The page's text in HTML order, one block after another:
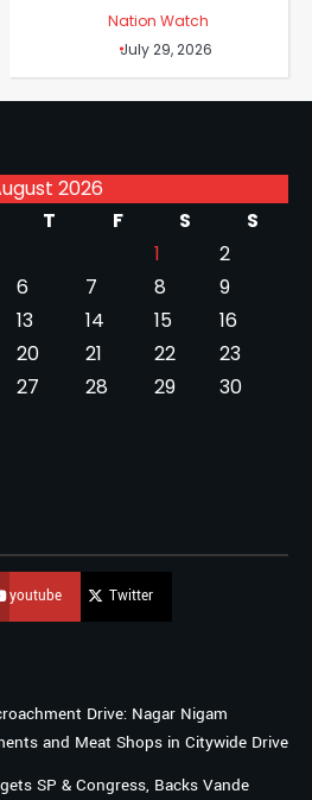
Nation Watch
July 29, 2026
2026
T F S
S
1
2
6 7 8
9
13 14 15
16
20 21 22
23
27 28 29
30
youtube Twitter
Drive: Nagar Nigam
and Meat Shops in Citywide Drive
SP & Congress, Backs Vande